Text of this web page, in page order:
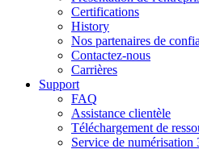
Certifications
History
Nos partenaires de
Contactez-nous
Carrières
Support
FAQ
Assistance clientèle
Téléchargement de
Service de numérisation